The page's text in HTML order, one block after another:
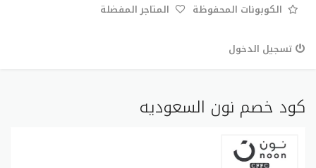
الكوبونات المحفوظة المتاجر المفضلة
تسجيل الدخول
كود خصم نون السعوديه